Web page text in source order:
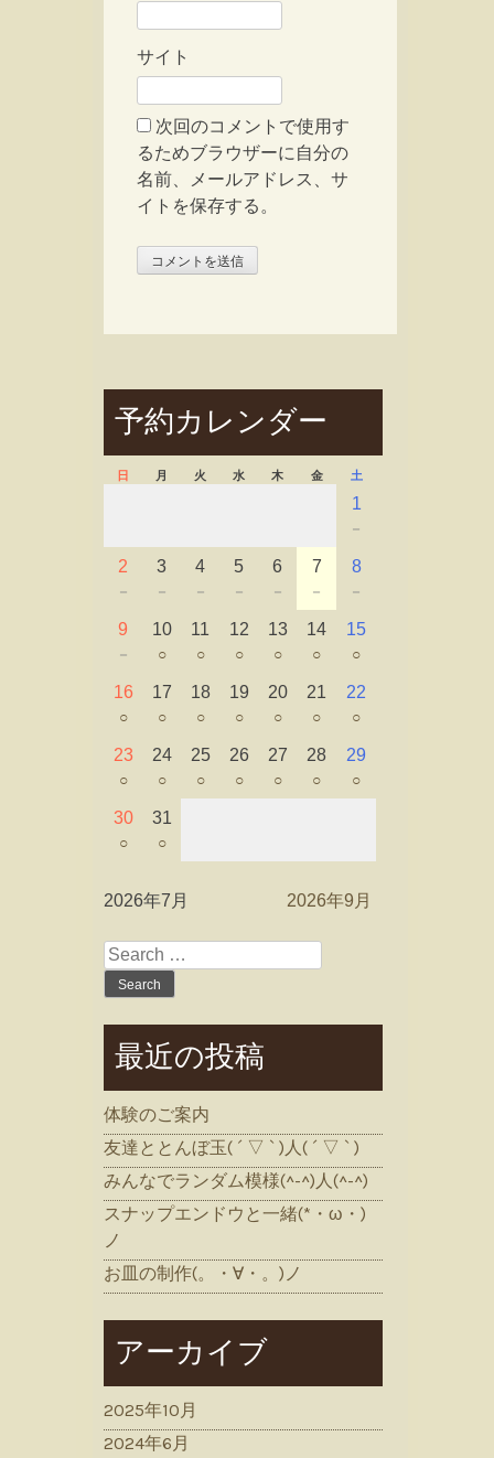
サイト
次回のコメントで使用す
るためブラウザーに自分の
名前、メールアドレス、サ
イトを保存する。
予約カレンダー
日 月 火 水 木 金 土
1
－
2
－
3
－
4
－
5
－
6
－
7
－
8
－
9
－
10
○
11
○
12
○
13
○
14
○
15
○
16
○
17
○
18
○
19
○
20
○
21
○
22
○
23
○
24
○
25
○
26
○
27
○
28
○
29
○
30
○
31
○
2026年7月 2026年9月
Search
for:
最近の投稿
体験のご案内
友達ととんぼ玉( ´ ▽ ` )人( ´ ▽ ` )
みんなでランダム模様(^-^)人(^-^)
スナップエンドウと一緒(*・ω・)
ノ
お皿の制作(。・∀・。)ノ
アーカイブ
2025年10月
2024年6月